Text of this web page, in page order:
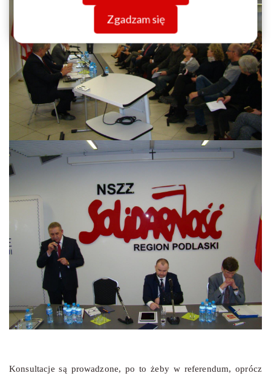
Zgadzam się
Konsultacje są prowadzone, po to żeby w referendum, oprócz